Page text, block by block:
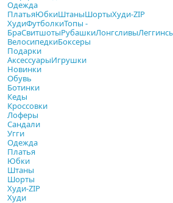
Одежда
ПлатьяЮбкиШтаныШортыХуди-ZIP
ХудиФутболкиТопы -
БраСвитшотыРубашкиЛонгсливы
ВелосипедкиБоксеры
Подарки
АксессуарыИгрушки
Новинки
Обувь
Ботинки
Кеды
Кроссовки
Лоферы
Сандали
Угги
Одежда
Платья
Юбки
Штаны
Шорты
Худи-ZIP
Худи